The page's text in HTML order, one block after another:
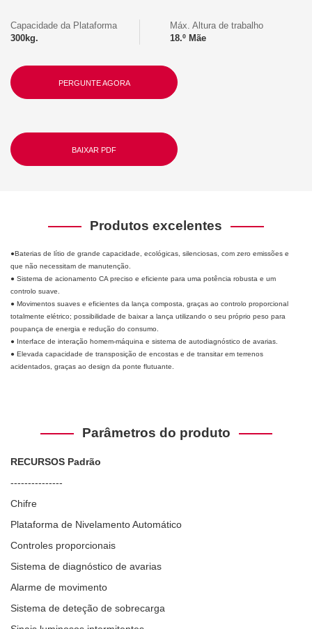
Capacidade da Plataforma
300kg.
Máx. Altura de trabalho
18.º Mãe
PERGUNTE AGORA
BAIXAR PDF
Produtos excelentes
●Baterias de lítio de grande capacidade, ecológicas, silenciosas, com zero emissões e
que não necessitam de manutenção.
● Sistema de acionamento CA preciso e eficiente para uma potência robusta e um
controlo suave.
● Movimentos suaves e eficientes da lança composta, graças ao controlo proporcional
totalmente elétrico; possibilidade de baixar a lança utilizando o seu próprio peso para
poupança de energia e redução do consumo.
● Interface de interação homem-máquina e sistema de autodiagnóstico de avarias.
● Elevada capacidade de transposição de encostas e de transitar em terrenos
acidentados, graças ao design da ponte flutuante.
Parâmetros do produto
RECURSOS Padrão
---------------
Chifre
Plataforma de Nivelamento Automático
Controles proporcionais
Sistema de diagnóstico de avarias
Alarme de movimento
Sistema de deteção de sobrecarga